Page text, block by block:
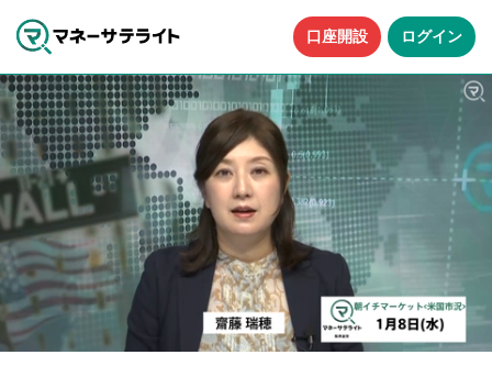
口座開設 ログイン